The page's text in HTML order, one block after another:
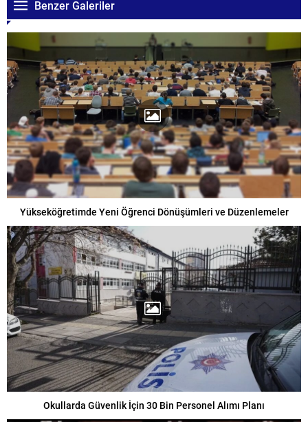
Benzer Galeriler
Yükseköğretimde Yeni Öğrenci Dönüşümleri ve Düzenlemeler
Okullarda Güvenlik İçin 30 Bin Personel Alımı Planı